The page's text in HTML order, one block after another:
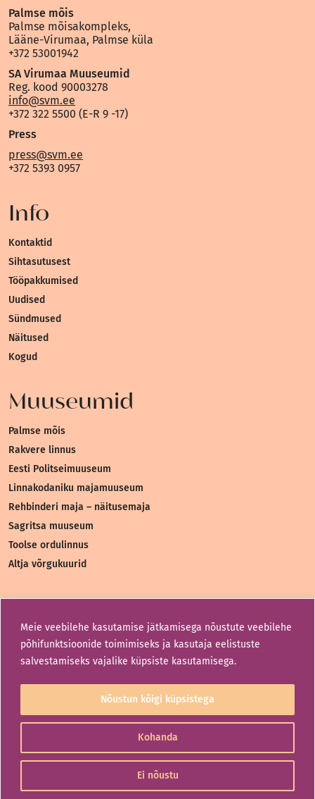
Meie veebilehe kasutamise jätkamisega nõustute veebilehe
põhifunktsioonide toimimiseks ja kasutaja eelistuste
salvestamiseks vajalike küpsiste kasutamisega.
Kohanda
Ei nõustu
Nõustun kõigi küpsistega
Palmse mõis
Palmse mõisakompleks,
Lääne-Virumaa, Palmse küla
+372 53001942
SA Virumaa Muuseumid
Reg. kood 90003278
info@svm.ee
+372 322 5500 (E-R 9 -17)
Press
press@svm.ee
+372 5393 0957
Info
Kontaktid
Sihtasutusest
Tööpakkumised
Uudised
Sündmused
Näitused
Kogud
Muuseumid
Palmse mõis
Rakvere linnus
Eesti Politseimuuseum
Linnakodaniku majamuuseum
Rehbinderi maja – näitusemaja
Sagritsa muuseum
Toolse ordulinnus
Altja võrgukuurid
Liitu uudiskirjaga
Liitu uudiskirjaga saa esimesena teada, mis meie
muuseumites toimub.